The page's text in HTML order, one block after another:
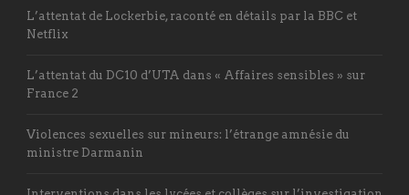
L’attentat de Lockerbie, raconté en détails par la BBC et
Netflix
L’attentat du DC10 d’UTA dans « Affaires sensibles » sur
France 2
Violences sexuelles sur mineurs: l’étrange amnésie du
ministre Darmanin